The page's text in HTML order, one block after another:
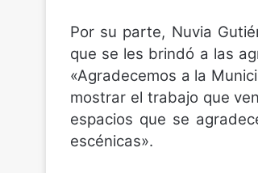
Por su parte, Nuvia
que se les brindó a las
«Agradecemos a la
mostrar el trabajo que
espacios que se
escénicas».